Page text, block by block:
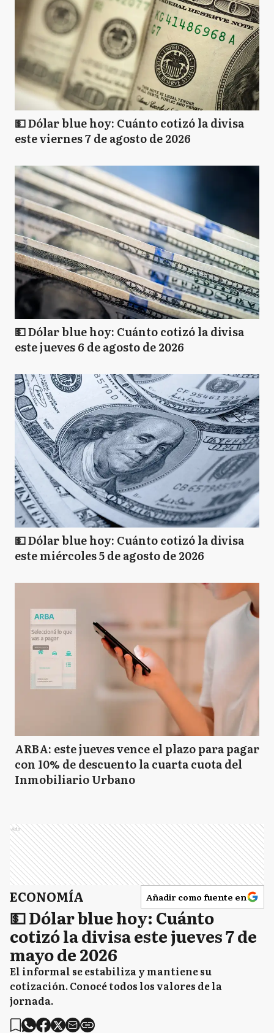
💵 Dólar blue hoy: Cuánto cotizó la divisa
este viernes 7 de agosto de 2026
💵 Dólar blue hoy: Cuánto cotizó la divisa
este jueves 6 de agosto de 2026
💵 Dólar blue hoy: Cuánto cotizó la divisa
este miércoles 5 de agosto de 2026
ARBA: este jueves vence el plazo para pagar
con 10% de descuento la cuarta cuota del
Inmobiliario Urbano
Ads
ECONOMÍA Añadir como fuente en
💵 Dólar blue hoy: Cuánto
cotizó la divisa este jueves 7 de
mayo de 2026
El informal se estabiliza y mantiene su
cotización. Conocé todos los valores de la
jornada.